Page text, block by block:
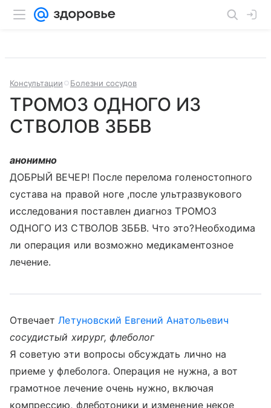
Консультации Болезни сосудов
ТРОМОЗ ОДНОГО ИЗ
СТВОЛОВ ЗББВ
анонимно
ДОБРЫЙ ВЕЧЕР! После перелома голеностопного
сустава на правой ноге ,после ультразвукового
исследования поставлен диагноз ТРОМОЗ
ОДНОГО ИЗ СТВОЛОВ ЗББВ. Что это?Необходима
ли операция или возможно медикаментозное
лечение.
ОтвечаетЛетуновский Евгений Анатольевич
сосудистый хирург, флеболог
Я советую эти вопросы обсуждать лично на
приеме у флеболога. Операция не нужна, а вот
грамотное лечение очень нужно, включая
компрессию, флеботоники и изменение некое